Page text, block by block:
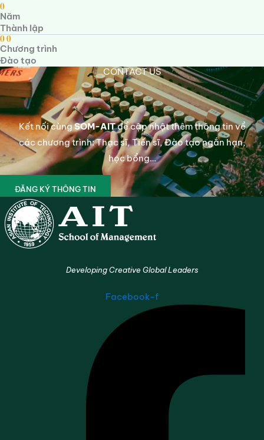
0
Năm
Thành lập
00
Chương trình
Đào tạo
CONTACT US
Kết nối cùngSOM-AITđể cập nhật thêm thông tin về
các chương trình: Thạc sĩ, Tiến sĩ, Đào tạo ngắn hạn,
học bổng…
ĐĂNG KÝ THÔNG TIN
Developing Creative Global Leaders
Facebook-f